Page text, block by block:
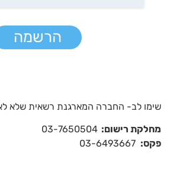
הרשמה
שימו לב- החברה המארגנת רשאית שלא
מחלקת רישום: 03-7650504
פקס: